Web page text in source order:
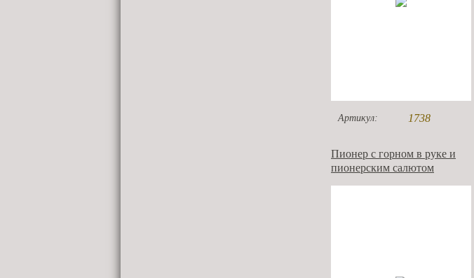
Артикул: 1738
Пионер с горном в руке и
пионерским салютом